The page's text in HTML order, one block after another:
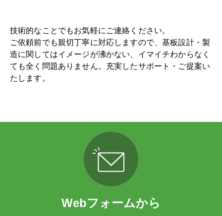
技術的なことでもお気軽にご連絡ください。
ご依頼前でも親切丁寧に対応しますので、基板設計・製
造に関してはイメージが沸かない、イマイチわからなく
ても全く問題ありません。充実したサポート・ご提案い
たします。
Webフォームから